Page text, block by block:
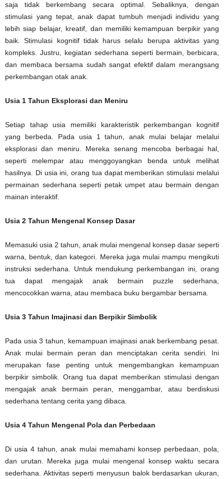
saja tidak berkembang secara optimal. Sebaliknya, dengan
stimulasi yang tepat, anak dapat tumbuh menjadi individu yang
lebih siap belajar, kreatif, dan memiliki kemampuan berpikir yang
baik. Stimulasi kognitif tidak harus selalu berupa aktivitas yang
kompleks. Justru, kegiatan sederhana seperti bermain, berbicara,
dan membaca bersama sudah sangat efektif dalam merangsang
perkembangan otak anak.
Usia 1 Tahun Eksplorasi dan Meniru
Setiap tahap usia memiliki karakteristik perkembangan kognitif
yang berbeda. Pada usia 1 tahun, anak mulai belajar melalui
eksplorasi dan meniru. Mereka senang mencoba berbagai hal,
seperti melempar atau menggoyangkan benda untuk melihat
hasilnya. Di usia ini, orang tua dapat memberikan stimulasi melalui
permainan sederhana seperti petak umpet atau bermain dengan
mainan interaktif.
Usia 2 Tahun Mengenal Konsep Dasar
Memasuki usia 2 tahun, anak mulai mengenal konsep dasar seperti
warna, bentuk, dan kategori. Mereka juga mulai mampu mengikuti
instruksi sederhana. Untuk mendukung perkembangan ini, orang
tua dapat mengajak anak bermain puzzle sederhana,
mencocokkan warna, atau membaca buku bergambar bersama.
Usia 3 Tahun Imajinasi dan Berpikir Simbolik
Pada usia 3 tahun, kemampuan imajinasi anak berkembang pesat.
Anak mulai bermain peran dan menciptakan cerita sendiri. Ini
merupakan fase penting untuk mengembangkan kemampuan
berpikir simbolik. Orang tua dapat memberikan stimulasi dengan
mengajak anak bermain peran, menggambar, atau berdiskusi
sederhana tentang cerita yang dibaca.
Usia 4 Tahun Mengenal Pola dan Perbedaan
Di usia 4 tahun, anak mulai memahami konsep perbedaan, pola,
dan urutan. Mereka juga mulai mengenal konsep waktu secara
sederhana. Aktivitas seperti menyusun balok berdasarkan ukuran,